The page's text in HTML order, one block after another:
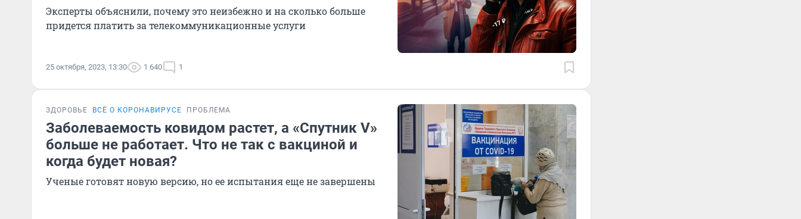
Эксперты объяснили, почему это неизбежно и на сколько больше
придется платить за телекоммуникационные услуги
25 октября, 2023, 13:30 1 640 1
ЗДОРОВЬЕ ВСЁ О КОРОНАВИРУСЕ ПРОБЛЕМА
Заболеваемость ковидом растет, а «Спутник V»
больше не работает. Что не так с вакциной и
когда будет новая?
Ученые готовят новую версию, но ее испытания еще не завершены